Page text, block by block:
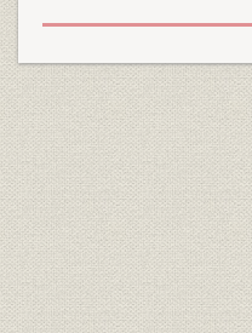
第2節 日本における電話
1. 逓信省と通信事業政
電話の渡来と電話機
電話事業と官営論・
2. 電話事業と第1次電
電話事業の開始